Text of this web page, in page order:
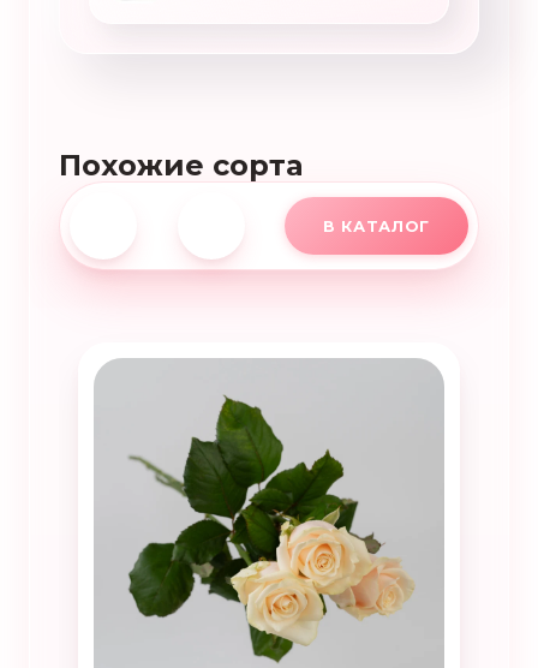
Похожие сорта
В КАТАЛОГ